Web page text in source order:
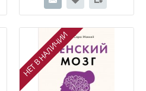
НЕТ В НАЛИЧИИ